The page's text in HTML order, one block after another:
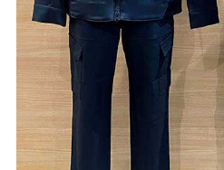
ユニオン建設の取り組み
ユニオン建設の取り組み
安全
サステナビリティ
イノベーション